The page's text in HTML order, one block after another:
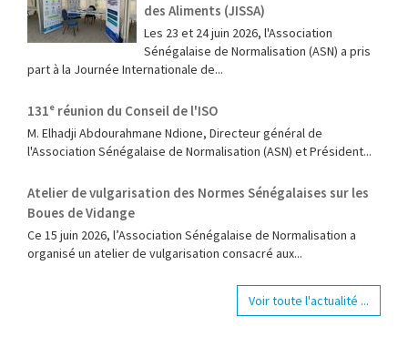
des Aliments (JISSA)
‎Les 23 et 24 juin 2026, l'Association
Sénégalaise de Normalisation (ASN) a pris
part à la Journée Internationale de...
131ᵉ réunion du Conseil de l'ISO
M. Elhadji Abdourahmane Ndione, Directeur général de
l'Association Sénégalaise de Normalisation (ASN) et Président...
Atelier de vulgarisation des Normes Sénégalaises sur les
Boues de Vidange
Ce 15 juin 2026, l’Association Sénégalaise de Normalisation a
organisé un atelier de vulgarisation consacré aux...
Voir toute l'actualité ...